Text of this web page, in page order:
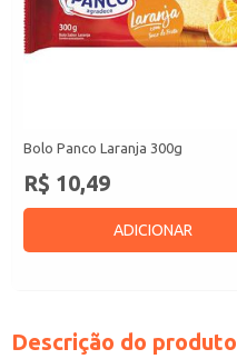
Bolo Panco Laranja 300g
R$ 10,49
ADICIONAR
Descrição do produto